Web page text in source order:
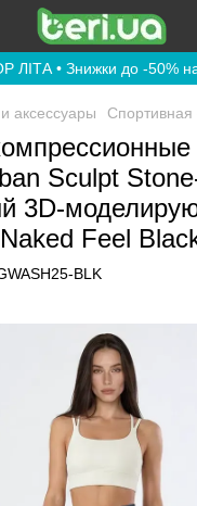
ЛІТА • Знижки до -50% на
аксессуары
Sculpt
3D-
Feel
BLK